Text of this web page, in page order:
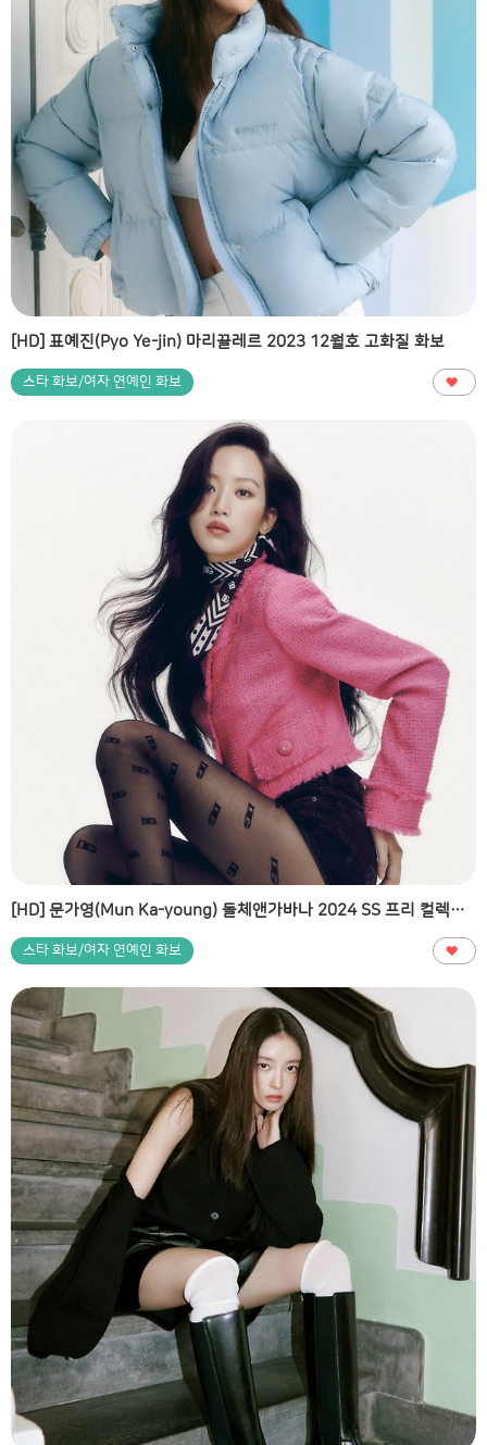
[HD] 표예진(Pyo Ye-jin) 마리끌레르 2023 12월호 고화질 화보
스타 화보/여자 연예인 화보
[HD] 문가영(Mun Ka-young) 돌체앤가바나 2024 SS 프리 컬렉션 고화질 화보
스타 화보/여자 연예인 화보